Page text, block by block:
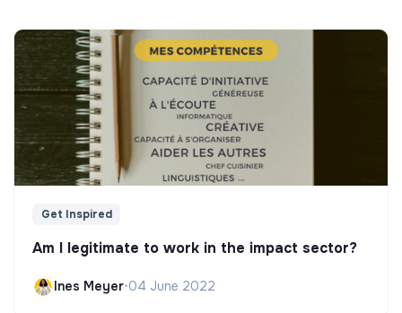
Get Inspired
Am I legitimate to work in the impact sector?
Ines Meyer•04 June 2022